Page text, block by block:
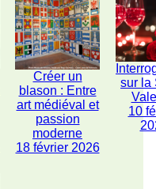
Créer un
blason : Entre
art médiéval et
passion
moderne
18 février 2026
sur la
10